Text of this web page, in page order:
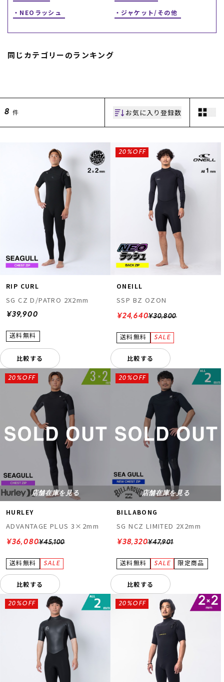
ムラサキスポーツ 公式アプリ
NEOラッシュ
ジャケット/その他
同じカテゴリーのランキング
8 件 お気に入り登録数
RIP CURL
SG CZ D/PATRO 2X2mm
¥39,900
比較する
ONEILL
SSP BZ OZON
¥30,800
20%OFF
¥24,640
比較する
店舗在庫を見る
HURLEY
ADVANTAGE PLUS 3×2mm
¥45,100
20%OFF
¥36,080
比較する
店舗在庫を見る
BILLABONG
SG NCZ LIMITED 2X2mm
¥47,901
20%OFF
¥38,320
比較する
20%OFF 20%OFF